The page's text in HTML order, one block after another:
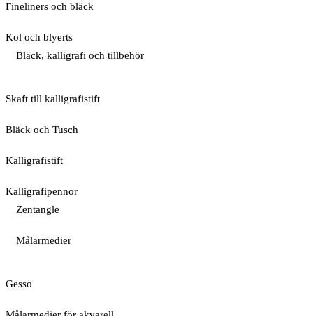
Fineliners och bläck
Kol och blyerts
Bläck, kalligrafi och tillbehör
Skaft till kalligrafistift
Bläck och Tusch
Kalligrafistift
Kalligrafipennor
Zentangle
Målarmedier
Gesso